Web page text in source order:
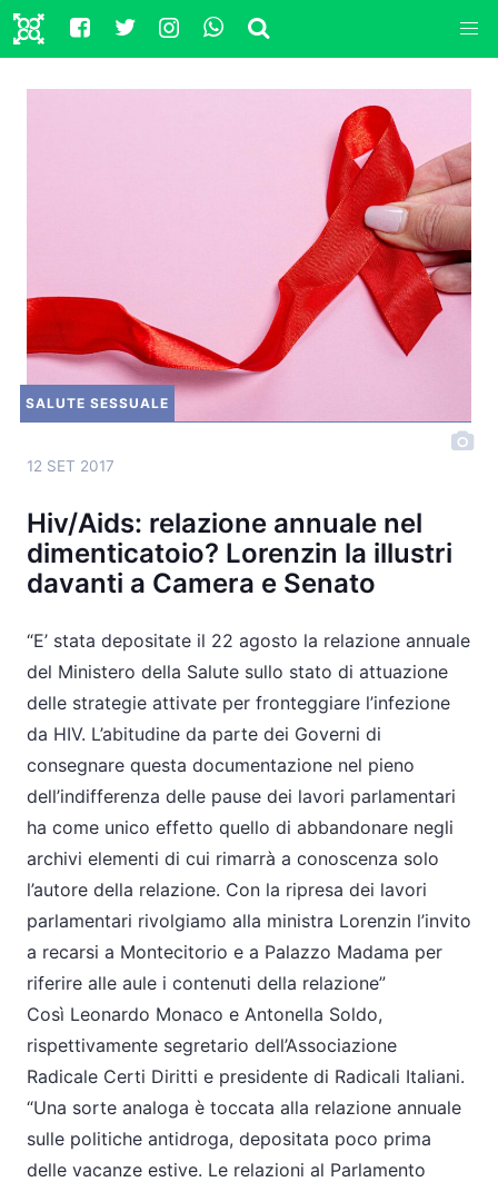
SALUTE SESSUALE
12 SET 2017
Hiv/Aids: relazione annuale nel
dimenticatoio? Lorenzin la illustri
davanti a Camera e Senato
“E’ stata depositate il 22 agosto la relazione annuale
del Ministero della Salute sullo stato di attuazione
delle strategie attivate per fronteggiare l’infezione
da HIV. L’abitudine da parte dei Governi di
consegnare questa documentazione nel pieno
dell’indifferenza delle pause dei lavori parlamentari
ha come unico effetto quello di abbandonare negli
archivi elementi di cui rimarrà a conoscenza solo
l’autore della relazione. Con la ripresa dei lavori
parlamentari rivolgiamo alla ministra Lorenzin l’invito
a recarsi a Montecitorio e a Palazzo Madama per
riferire alle aule i contenuti della relazione”
Così Leonardo Monaco e Antonella Soldo,
rispettivamente segretario dell’Associazione
Radicale Certi Diritti e presidente di Radicali Italiani.
“Una sorte analoga è toccata alla relazione annuale
sulle politiche antidroga, depositata poco prima
delle vacanze estive. Le relazioni al Parlamento